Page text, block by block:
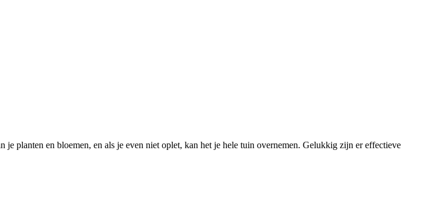
planten en bloemen, en als je even niet oplet, kan het je hele tuin overnemen. Gelukkig zijn er effectieve